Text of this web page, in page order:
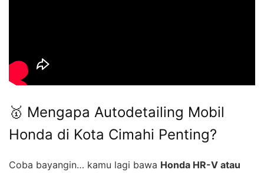
🥇 Mengapa Autodetailing Mobil
Honda di Kota Cimahi Penting?
Coba bayangin… kamu lagi bawa Honda HR-V atau